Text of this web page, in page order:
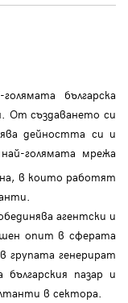
българска
От създаването си
дейността си и
голямата мрежа
в които работят
агентски и
опит в сферата
генерират
пазар и
в сектора.